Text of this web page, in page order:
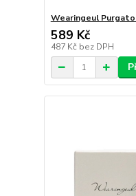
Wearingeul
589 Kč
487 Kč bez DPH